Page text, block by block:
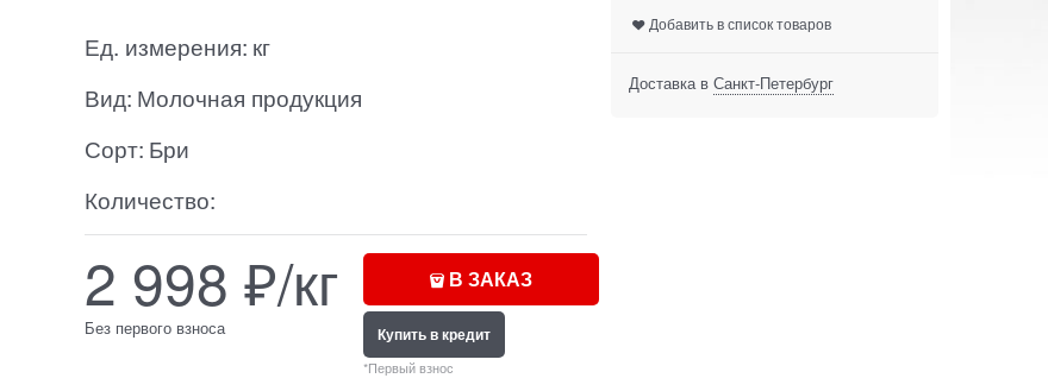
Ед. измерения: кг
Вид: Молочная продукция
Сорт: Бри
Количество:
2 998 ₽/кг
Без первого взноса
В ЗАКАЗ
Купить в кредит
*Первый взнос
Добавить в список товаров
Доставка в Санкт-Петербург